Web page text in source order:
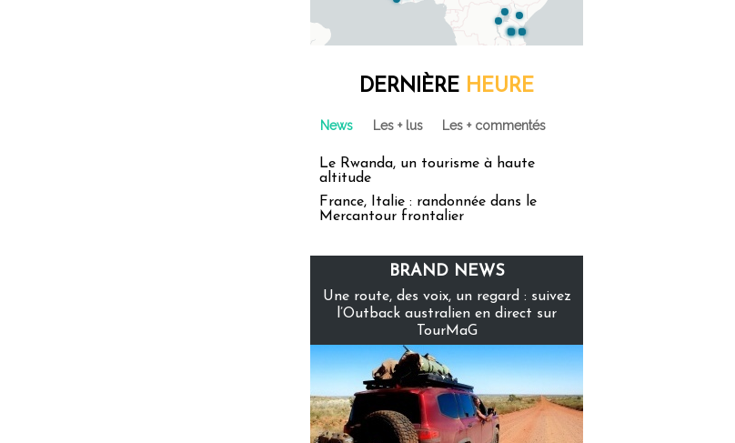
DERNIÈRE HEURE
News Les + lus Les + commentés
Le Rwanda, un tourisme à haute
altitude
France, Italie : randonnée dans le
Mercantour frontalier
BRAND NEWS
Une route, des voix, un regard : suivez
l’Outback australien en direct sur
TourMaG